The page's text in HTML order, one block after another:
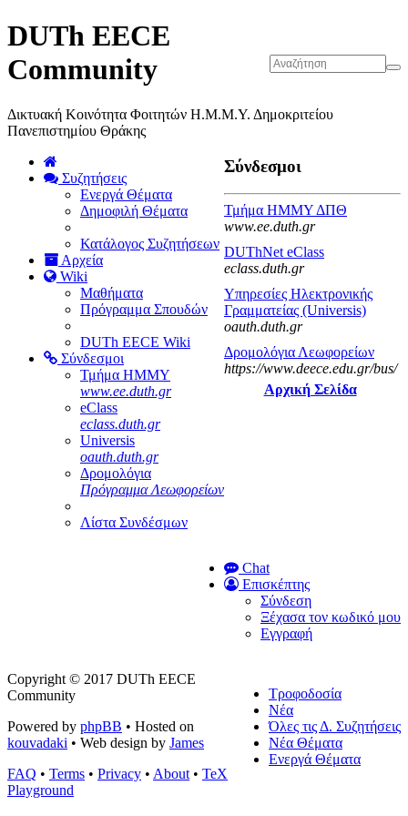
DUTh EECE
Community
Δικτυακή Κοινότητα Φοιτητών Η.Μ.Μ.Υ. Δημοκριτείου
Πανεπιστημίου Θράκης
Συζητήσεις
Ενεργά Θέματα
Δημοφιλή Θέματα
Κατάλογος Συζητήσεων
Αρχεία
Wiki
Μαθήματα
Πρόγραμμα Σπουδών
DUTh EECE Wiki
Σύνδεσμοι
Τμήμα ΗΜΜΥ
www.ee.duth.gr
eClass
eclass.duth.gr
Universis
oauth.duth.gr
Δρομολόγια
Πρόγραμμα Λεωφορείων
Λίστα Συνδέσμων
Chat
Επισκέπτης
Σύνδεση
Ξέχασα τον κωδικό μου
Εγγραφή
Σύνδεσμοι
Τμήμα ΗΜΜΥ ΔΠΘ
www.ee.duth.gr
DUThNet eClass
eclass.duth.gr
Υπηρεσίες Ηλεκτρονικής
Γραμματείας (Universis)
oauth.duth.gr
Δρομολόγια Λεωφορείων
https://www.deece.edu.gr/bus/
Αρχική Σελίδα
Τροφοδοσία
Νέα
Όλες τις Δ. Συζητήσεις
Νέα Θέματα
Ενεργά Θέματα
Copyright © 2017 DUTh EECE
Community
Powered by phpBB • Hosted on
kouvadaki • Web design by James
FAQ • Terms • Privacy • About • TeX
Playground